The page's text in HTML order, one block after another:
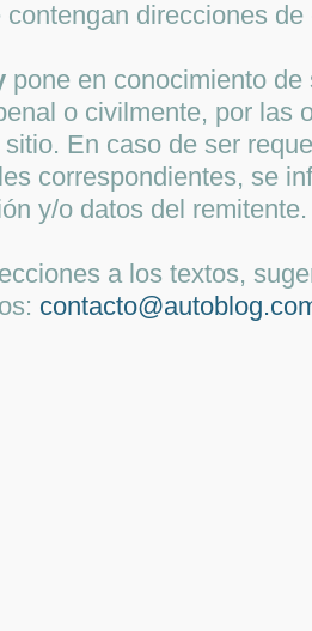
direcciones
pone en conocimiento
o civilmente, por las
En caso de ser
correspondientes, se
y/o datos del remitente.
a los textos,